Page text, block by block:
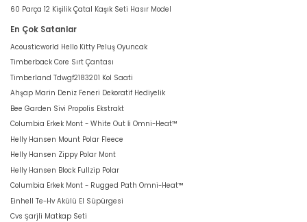
60 Parça 12 Kişilik Çatal Kaşık Seti Hasır Model
En Çok Satanlar
Acousticworld Hello Kitty Peluş Oyuncak
Timberback Core Sırt Çantası
Timberland Tdwgf2183201 Kol Saati
Ahşap Marin Deniz Feneri Dekoratif Hediyelik
Bee Garden Sivi Propolis Ekstrakt
Columbia Erkek Mont - White Out İi Omni-Heat™
Helly Hansen Mount Polar Fleece
Helly Hansen Zippy Polar Mont
Helly Hansen Block Fullzip Polar
Columbia Erkek Mont - Rugged Path Omni-Heat™
Einhell Te-Hv Akülü El Süpürgesi
Cvs Şarjli Matkap Seti